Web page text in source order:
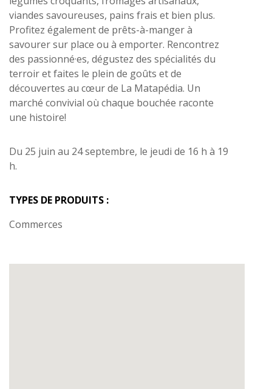
viandes savoureuses, pains frais et bien plus.
Profitez également de prêts-à-manger à
savourer sur place ou à emporter. Rencontrez
des passionné·es, dégustez des spécialités du
terroir et faites le plein de goûts et de
découvertes au cœur de La Matapédia. Un
marché convivial où chaque bouchée raconte
une histoire!
Du 25 juin au 24 septembre, le jeudi de 16 h à 19
h.
TYPES DE PRODUITS :
Commerces